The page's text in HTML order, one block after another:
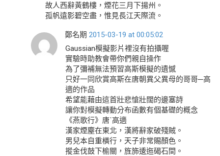
故人西辭黃鶴樓，煙花三月下揚州。
孤帆遠影碧空盡，惟見長江天際流。
鄭名期 2015-03-19 at 00:05:02
Gaussian模擬影片裡沒有拍攝喔
實驗時助教會帶你們親自操作
為了彌補無法預習高斯模擬的遺憾
只好一同欣賞高斯在唐朝異父異母的哥哥─高
適的作品
希望能藉由這首壯悲愴壯闊的邊塞詩
讓你對模擬轉動分布函數有個基礎的概念
《燕歌行》唐˙高適
漢家煙塵在東北，漢將辭家破殘賊。
男兒本自重橫行，天子非常賜顏色。
摐金伐鼓下榆關，旌斾逶迤碣石間。